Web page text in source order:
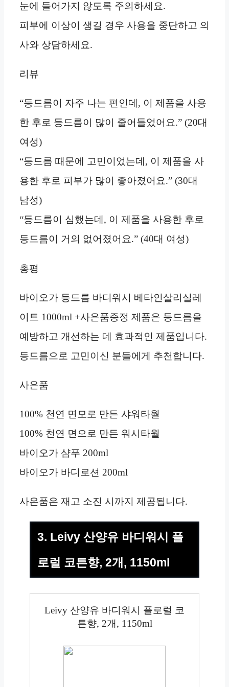
눈에 들어가지 않도록 주의하세요.
피부에 이상이 생길 경우 사용을 중단하고 의
사와 상담하세요.
리뷰
“등드름이 자주 나는 편인데, 이 제품을 사용
한 후로 등드름이 많이 줄어들었어요.” (20대
여성)
“등드름 때문에 고민이었는데, 이 제품을 사
용한 후로 피부가 많이 좋아졌어요.” (30대
남성)
“등드름이 심했는데, 이 제품을 사용한 후로
등드름이 거의 없어졌어요.” (40대 여성)
총평
바이오가 등드름 바디워시 베타인살리실레
이트 1000ml +사은품증정 제품은 등드름을
예방하고 개선하는 데 효과적인 제품입니다.
등드름으로 고민이신 분들에게 추천합니다.
사은품
100% 천연 면모로 만든 샤워타월
100% 천연 면으로 만든 워시타월
바이오가 샴푸 200ml
바이오가 바디로션 200ml
사은품은 재고 소진 시까지 제공됩니다.
3. Leivy 산양유 바디워시 플
로럴 코튼향, 2개, 1150ml
Leivy 산양유 바디워시 플로럴 코
튼향, 2개, 1150ml